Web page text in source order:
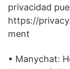
privacidad
https://
ment
• Manychat: